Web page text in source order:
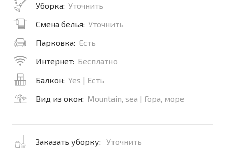
Уборка: Уточнить
Смена белья: Уточнить
Парковка: Есть
Интернет: Бесплатно
Балкон: Yes | Есть
Вид из окон: Mountain, sea | Гора, море
Заказать уборку:
Уточнить